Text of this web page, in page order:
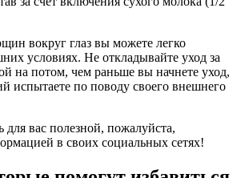
вокруг глаз вы можете легко
условиях. Не откладывайте уход за
на потом, чем раньше вы начнете уход,
испытаете по поводу своего внешнего
для вас полезной, пожалуйста,
в своих социальных сетях!